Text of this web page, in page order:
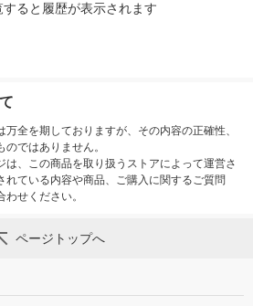
ると履歴が表示されます
全を期しておりますが、その内容の正確性、
ではありません。
は、この商品を取り扱うストアによって運営さ
れている内容や商品、ご購入に関するご質問
せください。
ページトップへ